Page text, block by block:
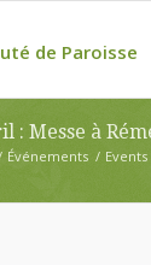
: Messe à
Événements / Events